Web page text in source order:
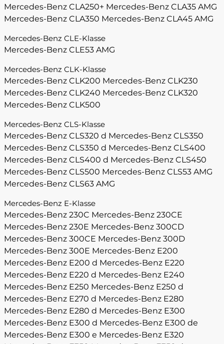
Mercedes-Benz CLA250+ Mercedes-Benz CLA35 AMG
Mercedes-Benz CLA350 Mercedes-Benz CLA45 AMG
Mercedes-Benz CLE-Klasse
Mercedes-Benz CLE53 AMG
Mercedes-Benz CLK-Klasse
Mercedes-Benz CLK200 Mercedes-Benz CLK230
Mercedes-Benz CLK240 Mercedes-Benz CLK320
Mercedes-Benz CLK500
Mercedes-Benz CLS-Klasse
Mercedes-Benz CLS320 d Mercedes-Benz CLS350
Mercedes-Benz CLS350 d Mercedes-Benz CLS400
Mercedes-Benz CLS400 d Mercedes-Benz CLS450
Mercedes-Benz CLS500 Mercedes-Benz CLS53 AMG
Mercedes-Benz CLS63 AMG
Mercedes-Benz E-Klasse
Mercedes-Benz 230C Mercedes-Benz 230CE
Mercedes-Benz 230E Mercedes-Benz 300CD
Mercedes-Benz 300CE Mercedes-Benz 300D
Mercedes-Benz 300E Mercedes-Benz E200
Mercedes-Benz E200 d Mercedes-Benz E220
Mercedes-Benz E220 d Mercedes-Benz E240
Mercedes-Benz E250 Mercedes-Benz E250 d
Mercedes-Benz E270 d Mercedes-Benz E280
Mercedes-Benz E280 d Mercedes-Benz E300
Mercedes-Benz E300 d Mercedes-Benz E300 de
Mercedes-Benz E300 e Mercedes-Benz E320